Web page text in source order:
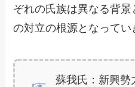
ぞれの氏族は異なる背
の対立の根源となってい
蘇我氏：新興勢